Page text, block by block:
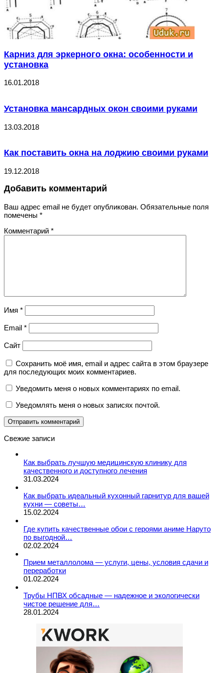
Карниз для эркерного окна: особенности и
установка
16.01.2018
Установка мансардных окон своими руками
13.03.2018
Как поставить окна на лоджию своими руками
19.12.2018
Добавить комментарий
Ваш адрес email не будет опубликован. Обязательные поля
помечены *
Комментарий *
Имя *
Email *
Сайт
Сохранить моё имя, email и адрес сайта в этом браузере
для последующих моих комментариев.
Уведомить меня о новых комментариях по email.
Уведомлять меня о новых записях почтой.
Свежие записи
Как выбрать лучшую медицинскую клинику для
качественного и доступного лечения
31.03.2024
Как выбрать идеальный кухонный гарнитур для вашей
кухни — советы…
15.02.2024
Где купить качественные обои с героями аниме Наруто
по выгодной…
02.02.2024
Прием металлолома — услуги, цены, условия сдачи и
переработки
01.02.2024
Трубы НПВХ обсадные — надежное и экологически
чистое решение для…
28.01.2024